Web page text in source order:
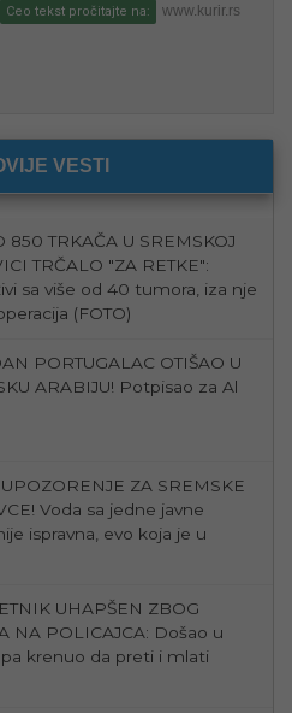
Ceo tekst pročitajte na: www.kurir.rs
VESTI
TRČALO "ZA RETKE":
sa više od 40 tumora, iza nje
(FOTO)
ARABIJU! Potpisao za Al
Voda sa jedne javne
ispravna, evo koja je u
NA POLICAJCA: Došao u
krenuo da preti i mlati